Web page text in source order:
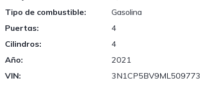
Tipo de combustible:
Gasolina
Puertas:
4
Cilindros:
4
Año:
2021
VIN:
3N1CP5BV9ML509773